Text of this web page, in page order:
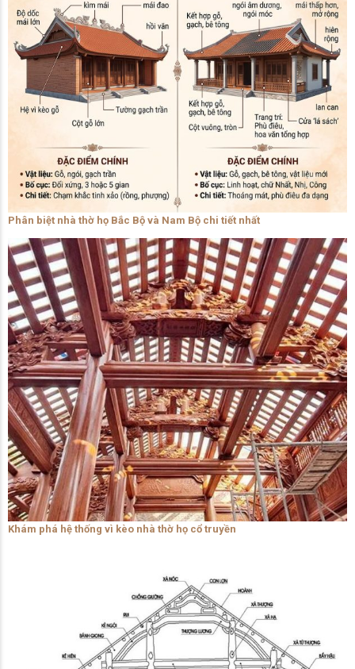
Phân biệt nhà thờ họ Bắc Bộ và Nam Bộ chi tiết nhất
Khám phá hệ thống vì kèo nhà thờ họ cổ truyền